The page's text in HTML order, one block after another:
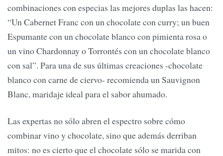
combinaciones con especias las mejores duplas las hacen:
“Un Cabernet Franc con un chocolate con curry; un buen
Espumante con un chocolate blanco con pimienta rosa o
un vino Chardonnay o Torrontés con un chocolate blanco
con sal”. Para una de sus últimas creaciones -chocolate
blanco con carne de ciervo- recomienda un Sauvignon
Blanc, maridaje ideal para el sabor ahumado.
Las expertas no sólo abren el espectro sobre cómo
combinar vino y chocolate, sino que además derriban
mitos: no es cierto que el chocolate sólo se marida con